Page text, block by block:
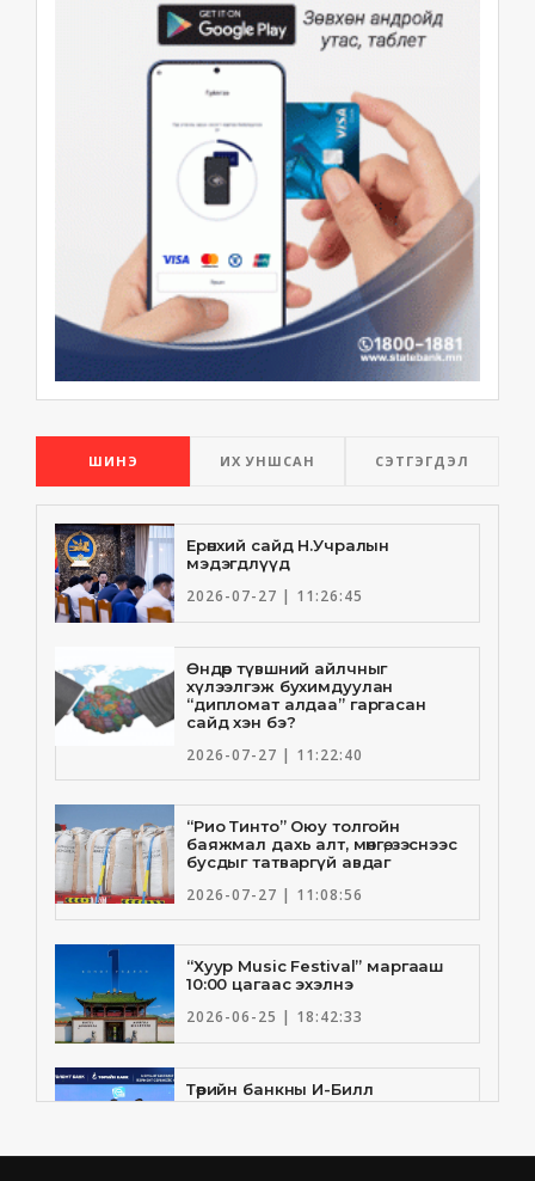
ШИНЭ ИХ УНШСАН СЭТГЭГДЭЛ
Ерөнхий сайд Н.Учралын
мэдэгдлүүд
2026-07-27 | 11:26:45
Өндөр түвшний айлчныг
хүлээлгэж бухимдуулан
“дипломат алдаа” гаргасан
сайд хэн бэ?
2026-07-27 | 11:22:40
“Рио Тинто” Оюу толгойн
баяжмал дахь алт, мөнгө, зэснээс
бусдыг татваргүй авдаг
2026-07-27 | 11:08:56
“Хуур Music Festival” маргааш
10:00 цагаас эхэлнэ
2026-06-25 | 18:42:33
Төрийн банкны И-Билл
үйлчилгээнд Голомт банк
2026-06-25 | 9:33:55